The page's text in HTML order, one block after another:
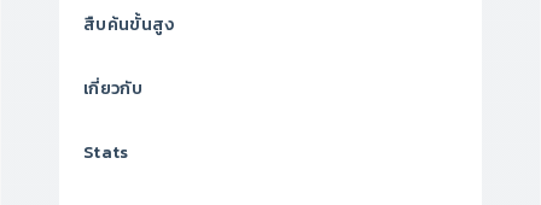
สืบค้นขั้นสูง
เกี่ยวกับ
Stats